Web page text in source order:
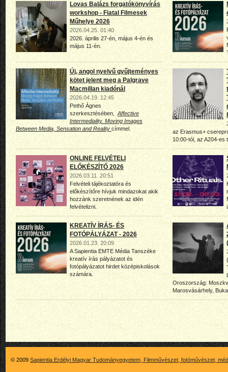
Lovas Balázs forgatókönyvírás
workshop - Fiatal Filmesek
Műhelye 2026
2026.04.25. 01:40
2026. április 27-én, május 4-én és
május 11-én.
Új, angol nyelvű gyűjteményes
kötet jelent meg a Palgrave
Macmillan kiadónál
2026.04.19. 12:45
Pethő Ágnes
szerkesztésében,Affective
Intermediality. Moving Images
Between Media, Sensation and Realitycímmel.
az Erasmus+
10:00-tól, az A204-es
ONLINE FELVÉTELI
ELŐKÉSZÍTŐ 2026
2026.03.11. 20:51
Felvételi tájékoztatóra és
előkészítőre hívjuk mindazokat akik
hozzánk szeretnének az idén
felvételizni.
KREATÍV ÍRÁS- ÉS
FOTÓPÁLYÁZAT - 2026
2026.01.23. 20:09
A Sapientia EMTE Média Tanszéke
kreatív írás pályázatot és
fotópályázatot hirdet középiskolások
számára.
Oroszország:
Marosvásárhely,
© 2009 Sapientia Erdélyi Magyar Tudományegyetem, Filmművészet, fotóművészet,